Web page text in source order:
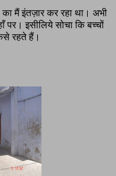
मैं इंतज़ार कर रहा था। अभी
पर। इसीलिये सोचा कि बच्चों
रहते हैं।